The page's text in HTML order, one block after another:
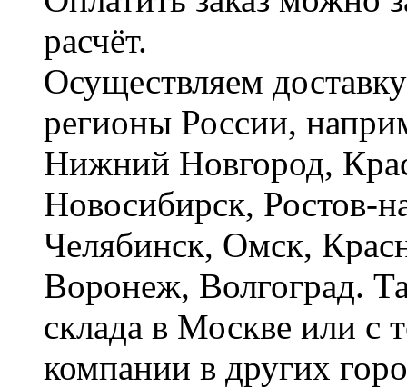
расчёт.
Осуществляем
регионы России,
Нижний Новгород,
Новосибирск, Ростов-
Челябинск, Омск,
Воронеж, Волгоград.
склада в Москве или с
компании в других